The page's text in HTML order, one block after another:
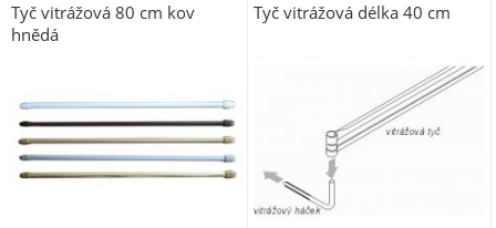
Tyč vitrážová 80 cm kov
hnědá
Tyč vitrážová délka 40 cm